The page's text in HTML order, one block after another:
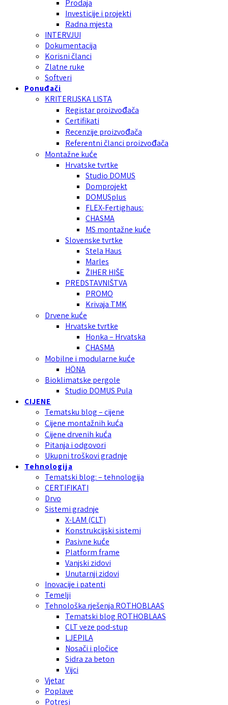
Prodaja
Investicije i projekti
Radna mjesta
INTERVJUI
Dokumentacija
Korisni članci
Zlatne ruke
Softveri
Ponuđači
KRITERIJSKA LISTA
Registar proizvođača
Certifikati
Recenzije proizvođača
Referentni članci proizvođača
Montažne kuće
Hrvatske tvrtke
Studio DOMUS
Domprojekt
DOMUSplus
FLEX-Fertighaus:
CHASMA
MS montažne kuće
Slovenske tvrtke
Stela Haus
Marles
ŽIHER HIŠE
PREDSTAVNIŠTVA
PROMO
Krivaja TMK
Drvene kuće
Hrvatske tvrtke
Honka – Hrvatska
CHASMA
Mobilne i modularne kuće
HÖNA
Bioklimatske pergole
Studio DOMUS Pula
CIJENE
Tematsku blog – cijene
Cijene montažnih kuća
Cijene drvenih kuća
Pitanja i odgovori
Ukupni troškovi gradnje
Tehnologija
Tematski blog: – tehnologija
CERTIFIKATI
Drvo
Sistemi gradnje
X-LAM (CLT)
Konstrukcijski sistemi
Pasivne kuće
Platform frame
Vanjski zidovi
Unutarnji zidovi
Inovacije i patenti
Temelji
Tehnološka rješenja ROTHOBLAAS
Tematski blog ROTHOBLAAS
CLT veze pod-stup
LJEPILA
Nosači i pločice
Sidra za beton
Vijci
Vjetar
Poplave
Potresi